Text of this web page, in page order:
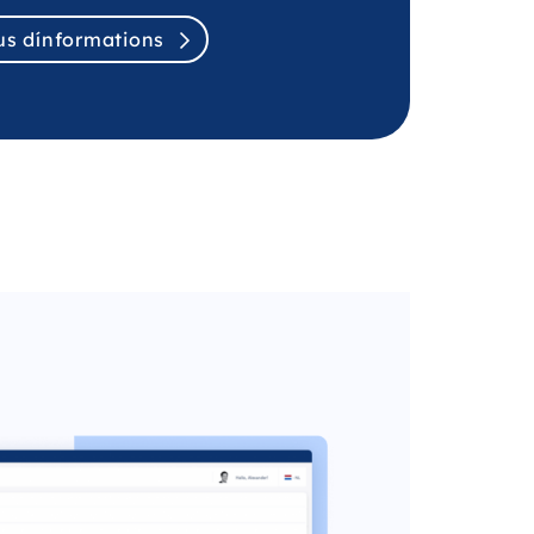
dínformations